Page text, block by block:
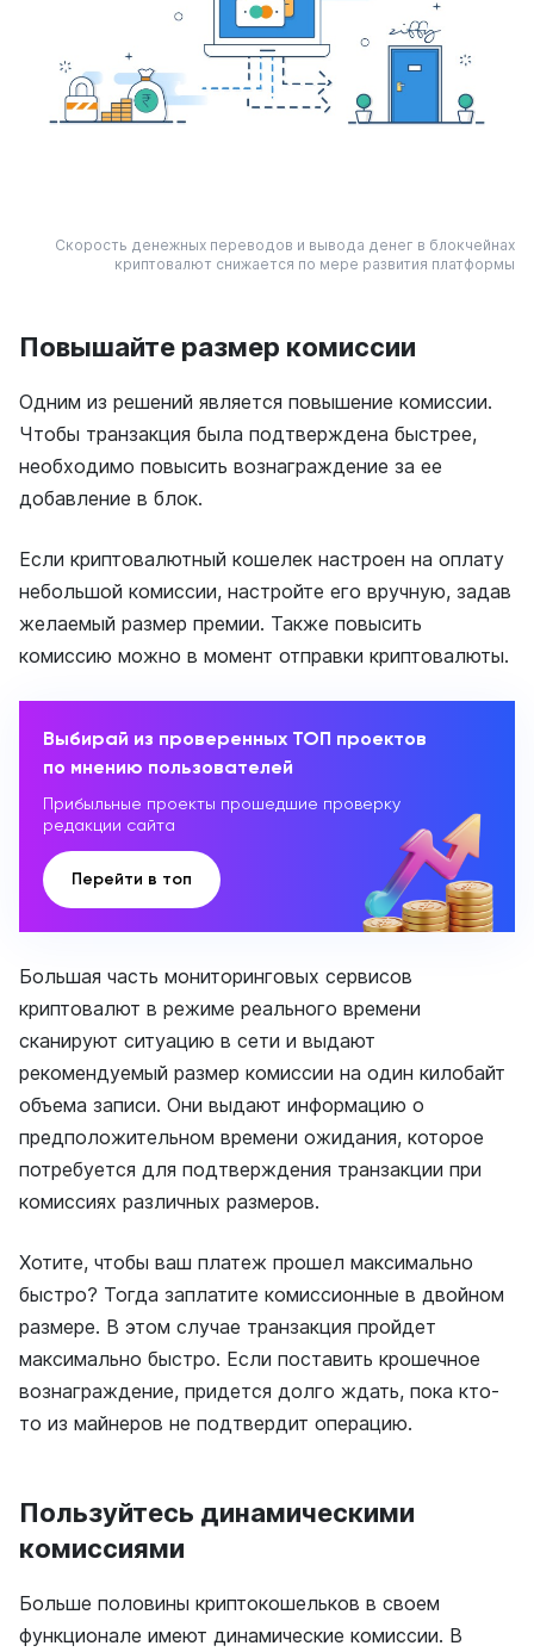
Скорость денежных переводов и вывода денег в блокчейнах
криптовалют снижается по мере развития платформы
Повышайте размер комиссии
Одним из решений является повышение комиссии.
Чтобы транзакция была подтверждена быстрее,
необходимо повысить вознаграждение за ее
добавление в блок.
Если криптовалютный кошелек настроен на оплату
небольшой комиссии, настройте его вручную, задав
желаемый размер премии. Также повысить
комиссию можно в момент отправки криптовалюты.
Выбирай из проверенных ТОП проектов
по мнению пользователей
Прибыльные проекты прошедшие проверку
редакции сайта
Перейти в топ
Большая часть мониторинговых сервисов
криптовалют в режиме реального времени
сканируют ситуацию в сети и выдают
рекомендуемый размер комиссии на один килобайт
объема записи. Они выдают информацию о
предположительном времени ожидания, которое
потребуется для подтверждения транзакции при
комиссиях различных размеров.
Хотите, чтобы ваш платеж прошел максимально
быстро? Тогда заплатите комиссионные в двойном
размере. В этом случае транзакция пройдет
максимально быстро. Если поставить крошечное
вознаграждение, придется долго ждать, пока кто-
то из майнеров не подтвердит операцию.
Пользуйтесь динамическими
комиссиями
Больше половины криптокошельков в своем
функционале имеют динамические комиссии. В